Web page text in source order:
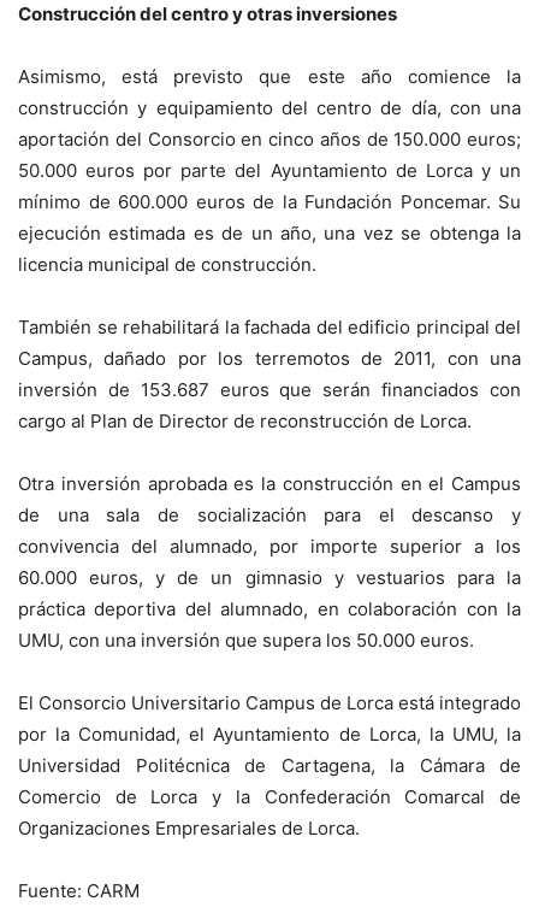
Construcción del centro y otras inversiones
Asimismo, está previsto que este año comience la
construcción y equipamiento del centro de día, con una
aportación del Consorcio en cinco años de 150.000 euros;
50.000 euros por parte del Ayuntamiento de Lorca y un
mínimo de 600.000 euros de la Fundación Poncemar. Su
ejecución estimada es de un año, una vez se obtenga la
licencia municipal de construcción.
También se rehabilitará la fachada del edificio principal del
Campus, dañado por los terremotos de 2011, con una
inversión de 153.687 euros que serán financiados con
cargo al Plan de Director de reconstrucción de Lorca.
Otra inversión aprobada es la construcción en el Campus
de una sala de socialización para el descanso y
convivencia del alumnado, por importe superior a los
60.000 euros, y de un gimnasio y vestuarios para la
práctica deportiva del alumnado, en colaboración con la
UMU, con una inversión que supera los 50.000 euros.
El Consorcio Universitario Campus de Lorca está integrado
por la Comunidad, el Ayuntamiento de Lorca, la UMU, la
Universidad Politécnica de Cartagena, la Cámara de
Comercio de Lorca y la Confederación Comarcal de
Organizaciones Empresariales de Lorca.
Fuente: CARM